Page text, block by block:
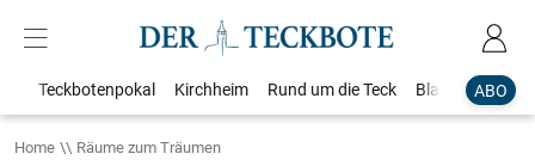
ABO
Teckbotenpokal Kirchheim Rund um die Teck Blaulicht
Home Räume zum Träumen